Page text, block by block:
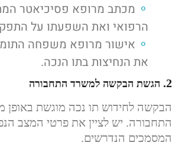
מכתב מרופא פסיכיאטר
הרפואי ואת השפעתו על
אישור מרופא משפחה
את הנחיצות בתו הנכה.
2. הגשת הבקשה למשרד התחבורה
הבקשה לחידוש תו נכה מוגשת באופן
התחבורה. יש לציין את פרטי המצב
המסמכים הנדרשים.